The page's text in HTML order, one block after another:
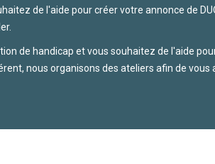
de l'aide pour créer votre annonce de
de handicap et vous souhaitez de l'aide
nous organisons des ateliers afin de vous